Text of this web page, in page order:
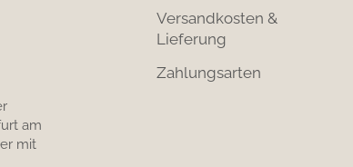
am
mit
Versandkosten &
Lieferung
Zahlungsarten